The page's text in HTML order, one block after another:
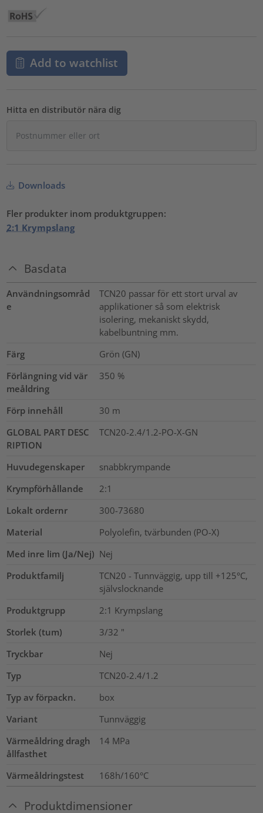
Add to watchlist
Hitta en distributör nära dig
Downloads
Fler produkter inom produktgruppen:
2:1 Krympslang
Basdata
Användningsområd
e
TCN20 passar för ett stort urval av
applikationer så som elektrisk
isolering, mekaniskt skydd,
kabelbuntning mm.
Färg
Grön (GN)
Förlängning vid vär
meåldring
350 %
Förp innehåll 30 m
GLOBAL PART DESC
RIPTION
TCN20-2.4/1.2-PO-X-GN
Huvudegenskaper
snabbkrympande
Krympförhållande
2:1
Lokalt ordernr
300-73680
Material
Polyolefin, tvärbunden (PO-X)
Med inre lim (Ja/Nej) Nej
Produktfamilj
TCN20 - Tunnväggig, upp till +125°C,
självslocknande
Produktgrupp
2:1 Krympslang
Storlek (tum)
3/32 "
Tryckbar
Nej
Typ
TCN20-2.4/1.2
Typ av förpackn.
box
Variant
Tunnväggig
Värmeåldring dragh
ållfasthet
14 MPa
Värmeåldringstest 168h/160°C
Produktdimensioner